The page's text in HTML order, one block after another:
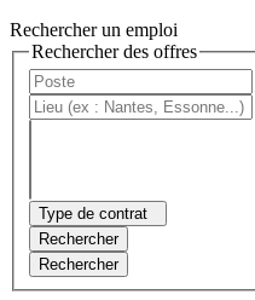
Rechercher un emploi
Rechercher des offres
Type de contrat
Rechercher
Rechercher